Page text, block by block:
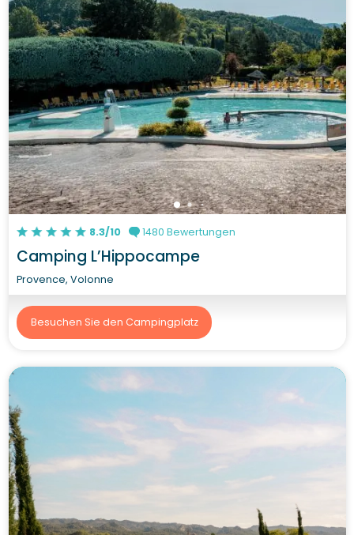
8.3/10 1480 Bewertungen
Camping L’Hippocampe
Provence, Volonne
Besuchen Sie den Campingplatz